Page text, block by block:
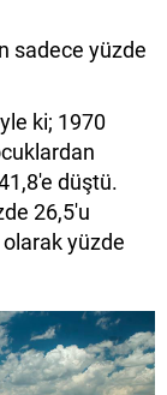
sadece yüzde
ki; 1970
düştü.
26,5'u
olarak yüzde